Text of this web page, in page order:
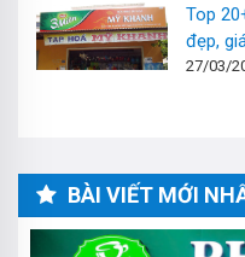
Top
đẹp,
27/03/
BÀI VIẾT MỚI